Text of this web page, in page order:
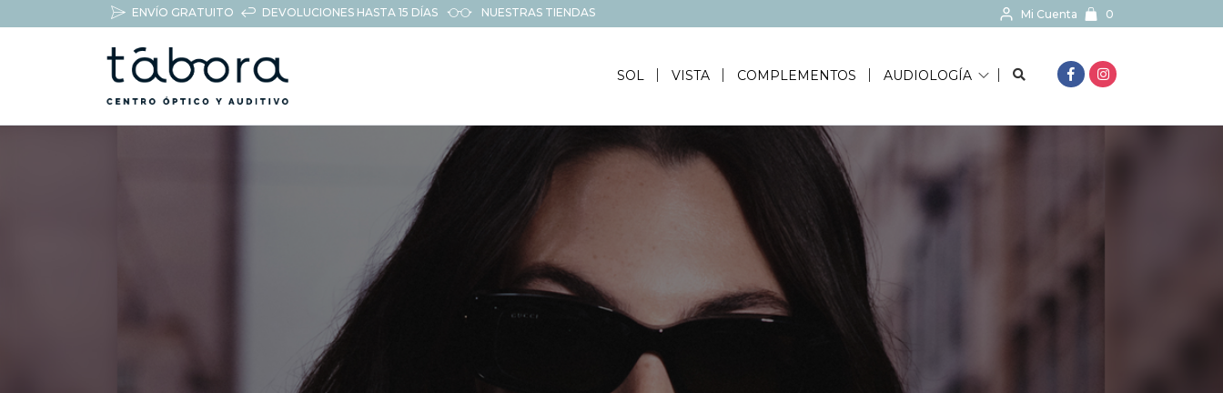
ENVÍO GRATUITO DEVOLUCIONES HASTA 15 DÍAS NUESTRAS TIENDAS Mi Cuenta 0
SOL VISTA COMPLEMENTOS AUDIOLOGÍA BUSCAR...